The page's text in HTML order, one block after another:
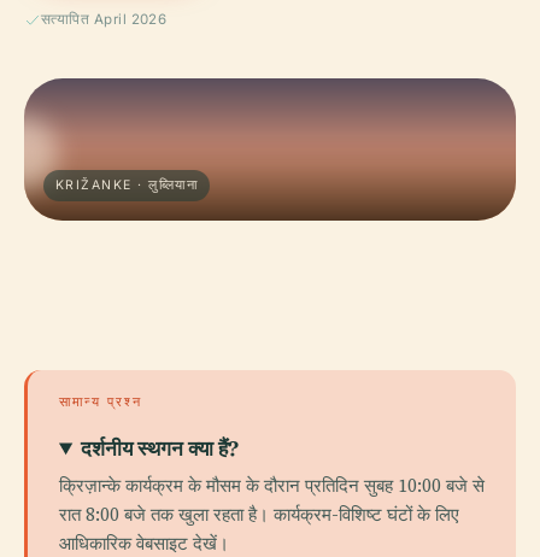
सत्यापित April 2026
KRIŽANKE · लुब्लियाना
सामान्य प्रश्न
दर्शनीय स्थगन क्या हैं?
क्रिज़ान्के कार्यक्रम के मौसम के दौरान प्रतिदिन सुबह 10:00 बजे से
रात 8:00 बजे तक खुला रहता है। कार्यक्रम-विशिष्ट घंटों के लिए
आधिकारिक वेबसाइट देखें।